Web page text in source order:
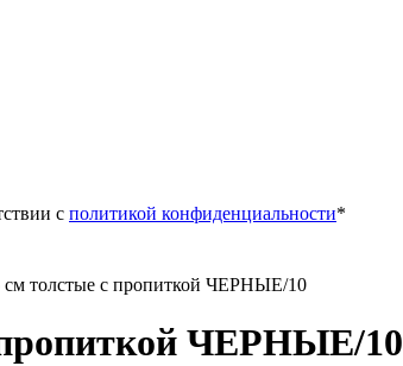
с политикой конфиденциальности*
толстые с пропиткой ЧЕРНЫЕ/10
ЧЕРНЫЕ/10